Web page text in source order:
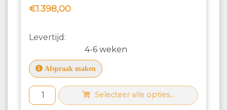
€1.398,00
Levertijd:
4-6 weken
Afspraak maken
Selecteer alle opties...